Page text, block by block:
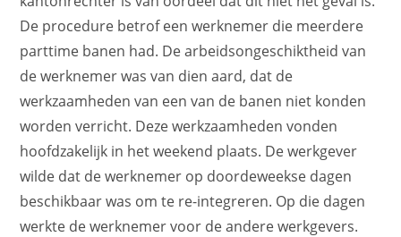
De procedure betrof een werknemer die meerdere
parttime banen had. De arbeidsongeschiktheid van
de werknemer was van dien aard, dat de
werkzaamheden van een van de banen niet konden
worden verricht. Deze werkzaamheden vonden
hoofdzakelijk in het weekend plaats. De werkgever
wilde dat de werknemer op doordeweekse dagen
beschikbaar was om te re-integreren. Op die dagen
werkte de werknemer voor de andere werkgevers.